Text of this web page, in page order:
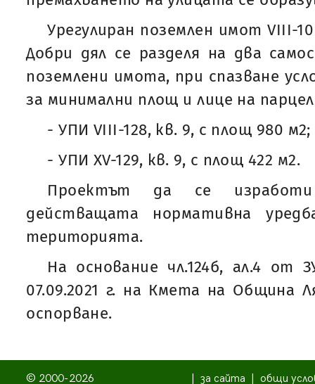
Урегулиран поземлен имот VIII-
Добри дял се разделя на два
поземлени имота, при спазване
за минимални площ и лице на
- УПИ VIII-128, кв. 9, с площ 980 м2;
- УПИ XV-129, кв. 9, с площ 422 м2.
Проектът да се
действащата нормативна
територията.
На основание чл.124б, ал.4 от
07.09.2021 г. на Кмета на Община
оспорване.
© 2000-2026
за сайта
общи